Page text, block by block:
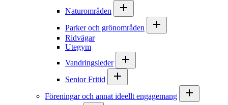
Naturområden
Parker och grönområden
Ridvägar
Utegym
Vandringsleder
Senior Fritid
Föreningar och annat ideellt engagemang